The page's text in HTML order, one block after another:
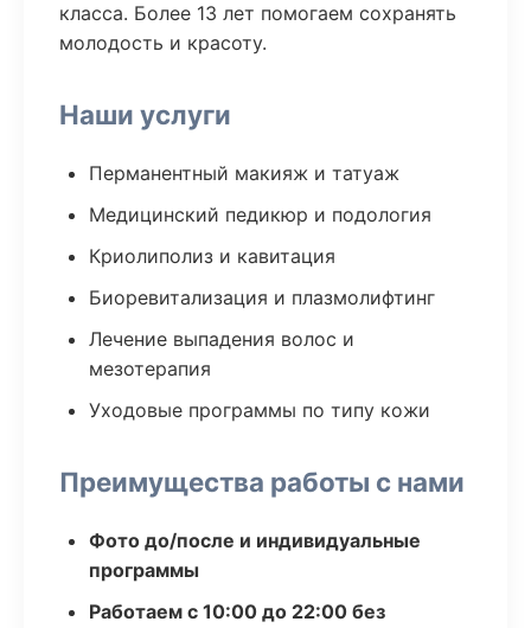
класса. Более 13 лет помогаем сохранять
молодость и красоту.
Наши услуги
Перманентный макияж и татуаж
Медицинский педикюр и подология
Криолиполиз и кавитация
Биоревитализация и плазмолифтинг
Лечение выпадения волос и
мезотерапия
Уходовые программы по типу кожи
Преимущества работы с нами
Фото до/после и индивидуальные
программы
Работаем с 10:00 до 22:00 без